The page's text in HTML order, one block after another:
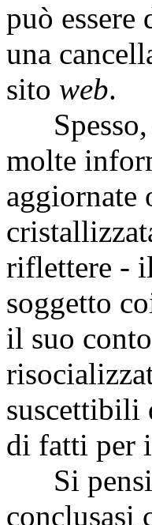
può essere
una
sito web.
Spesso,
molte
aggiornate
riflettere -
soggetto
il suo
suscettibili
di fatti per
Si pensi
conclusasi